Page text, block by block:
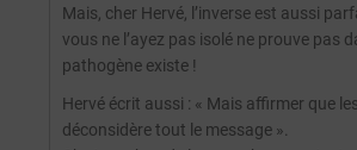
Mais, cher Hervé, l’inverse est aussi
vous ne l’ayez pas isolé ne prouve pas
pathogène existe !
Hervé écrit aussi : « Mais affirmer que
déconsidère tout le message ».